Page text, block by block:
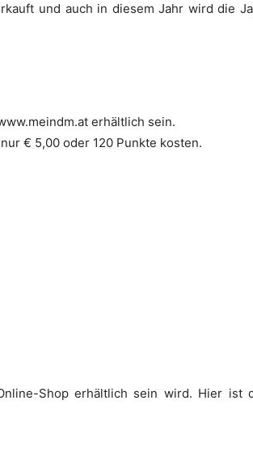
und auch in diesem Jahr wird die
erhältlich sein.
€ 5,00 oder 120 Punkte kosten.
Shop erhältlich sein wird. Hier ist